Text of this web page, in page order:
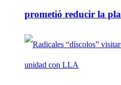
prometió reducir la